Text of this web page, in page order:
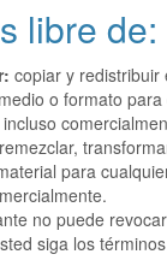
libre de:
copiar y redistribuir
o formato
remezclar,
para
no puede
siga los